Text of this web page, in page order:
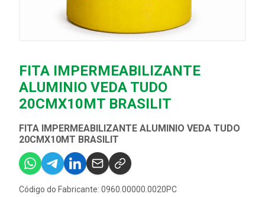
FITA IMPERMEABILIZANTE
ALUMINIO VEDA TUDO
20CMX10MT BRASILIT
FITA IMPERMEABILIZANTE ALUMINIO VEDA TUDO
20CMX10MT BRASILIT
Código do Fabricante: 0960.00000.0020PC